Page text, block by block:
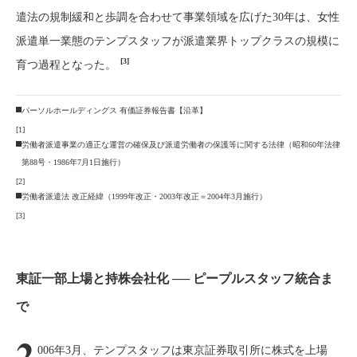
遣法の規制緩和と歩調を合わせて事業領域を広げた30年は、女性
派遣単一業態のテンプスタッフが派遣業界トップクラスの規模に
育つ過程となった。
[3]
パーソルホールディングス 有価証券報告書【沿革】
[1]
労働者派遣事業の適正な運営の確保及び派遣労働者の保護等に関する法律（昭和60年法律
第88号・1986年7月1日施行）
[2]
労働者派遣法 改正経緯（1999年改正・2003年改正＝2004年3月施行）
[3]
東証一部上場と持株会社化 ── ピープルスタッフ統合ま
で
006年3月、テンプスタッフは東京証券取引所に株式を上場